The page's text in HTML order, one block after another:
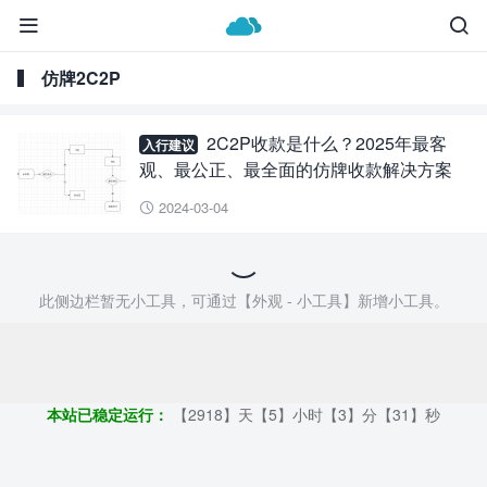


仿牌2C2P
入行建议
2C2P收款是什么？2025年最客
观、最公正、最全面的仿牌收款解决方案
 2024-03-04
此侧边栏暂无小工具，可通过【外观 - 小工具】新增小工具。
本站已稳定运行：
【2918】天【5】小时【3】分【32】秒